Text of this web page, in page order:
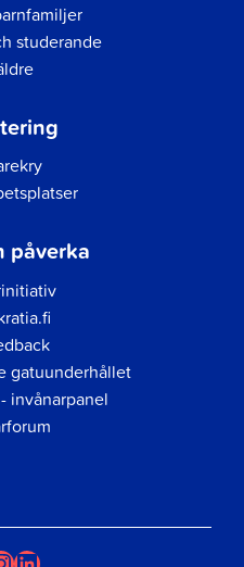
studerande
påverka
gatuunderhållet
invånarpanel